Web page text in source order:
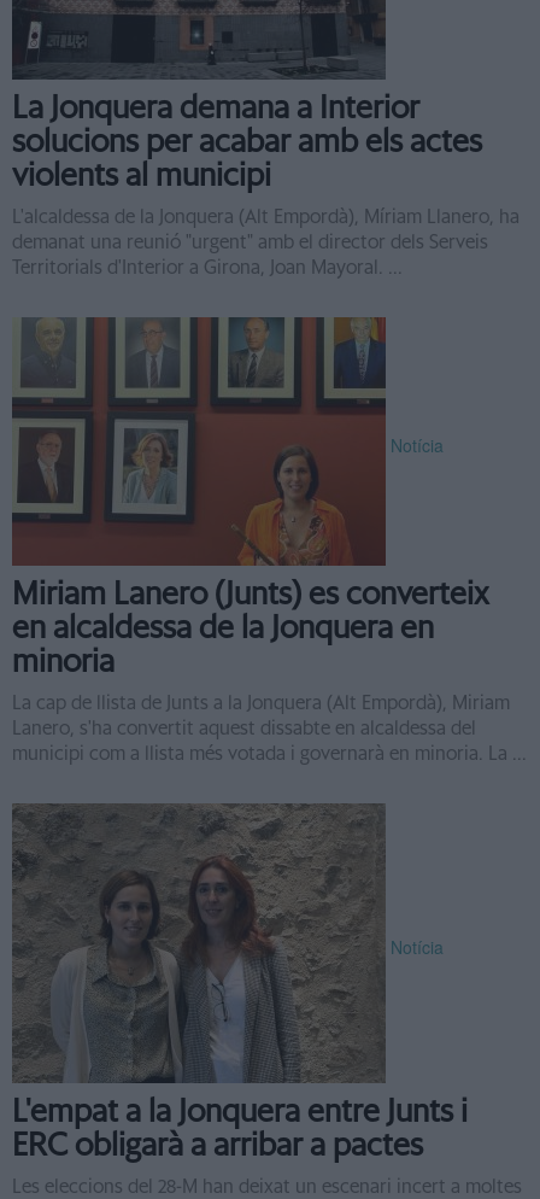
La Jonquera demana a Interior
solucions per acabar amb els actes
violents al municipi
L'alcaldessa de la Jonquera (Alt Empordà), Míriam Llanero, ha
demanat una reunió "urgent" amb el director dels Serveis
Territorials d'Interior a Girona, Joan Mayoral. ...
Notícia
Miriam Lanero (Junts) es converteix
en alcaldessa de la Jonquera en
minoria
La cap de llista de Junts a la Jonquera (Alt Empordà), Miriam
Lanero, s'ha convertit aquest dissabte en alcaldessa del
municipi com a llista més votada i governarà en minoria. La ...
Notícia
L'empat a la Jonquera entre Junts i
ERC obligarà a arribar a pactes
Les eleccions del 28-M han deixat un escenari incert a moltes